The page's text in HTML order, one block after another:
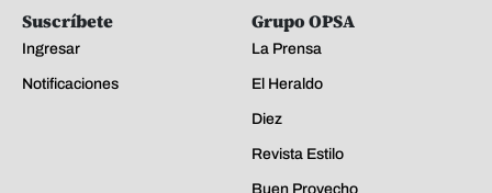
Suscríbete
Ingresar
Notificaciones
Grupo OPSA
La Prensa
El Heraldo
Diez
Revista Estilo
Buen Provecho